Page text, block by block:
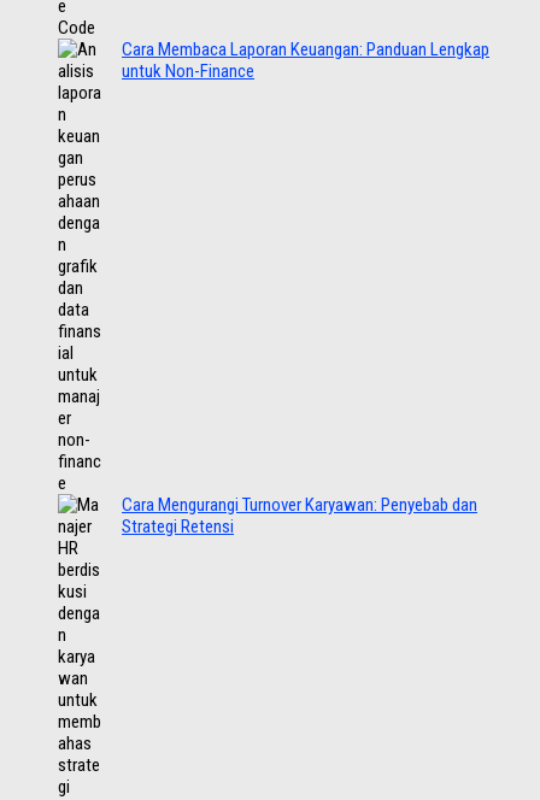
Cara Membaca Laporan Keuangan: Panduan Lengkap
untuk Non-Finance
Cara Mengurangi Turnover Karyawan: Penyebab dan
Strategi Retensi